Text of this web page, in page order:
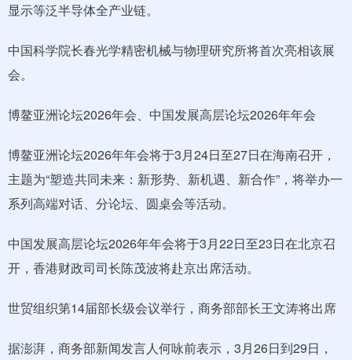
显示等泛半导体全产业链。
中国科学院长春光学精密机械与物理研究所将首次亮相该展
会。
博鳌亚洲论坛2026年会、中国发展高层论坛2026年年会
博鳌亚洲论坛2026年年会将于3月24日至27日在海南召开，
主题为“塑造共同未来：新形势、新机遇、新合作”，将举办一
系列高端对话、分论坛、圆桌会等活动。
中国发展高层论坛2026年年会将于3月22日至23日在北京召
开，香港财政司司长陈茂波将赴京出席活动。
世贸组织第14届部长级会议举行，商务部部长王文涛将出席
据澎湃，商务部新闻发言人何咏前表示，3月26日到29日，